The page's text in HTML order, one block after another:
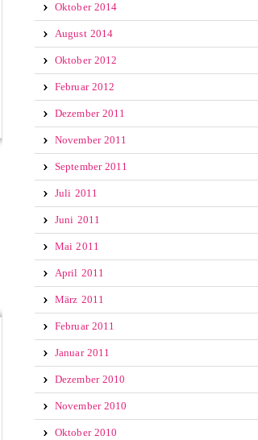
Oktober 2014
August 2014
Oktober 2012
Februar 2012
Dezember 2011
November 2011
September 2011
Juli 2011
Juni 2011
Mai 2011
April 2011
März 2011
Februar 2011
Januar 2011
Dezember 2010
November 2010
Oktober 2010